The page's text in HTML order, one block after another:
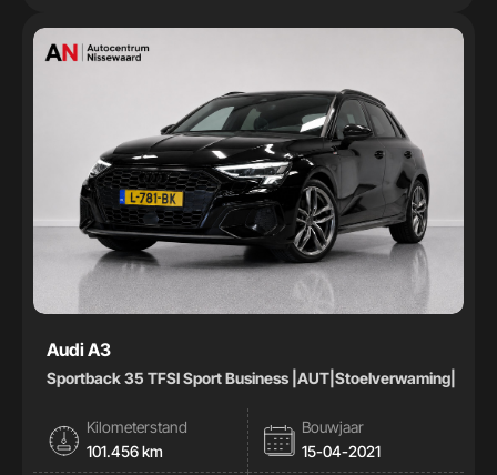
Audi A3
Sportback 35 TFSI Sport Business |AUT|Stoelverwaming|
Kilometerstand
101.456 km
Bouwjaar
15-04-2021